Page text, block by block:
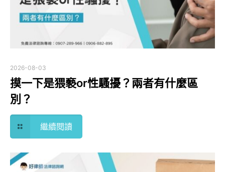
2026-08-03
摸一下是猥褻or性騷擾？兩者有什麼區
別？
繼續閱讀